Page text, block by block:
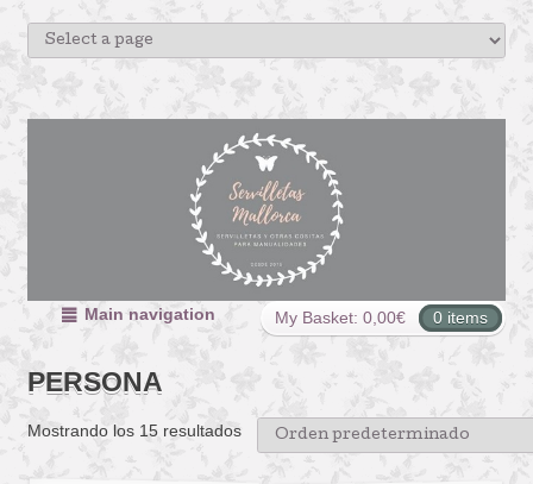
My Basket: 0,00€ 0 items
Main navigation
PERSONA
Mostrando los 15 resultados